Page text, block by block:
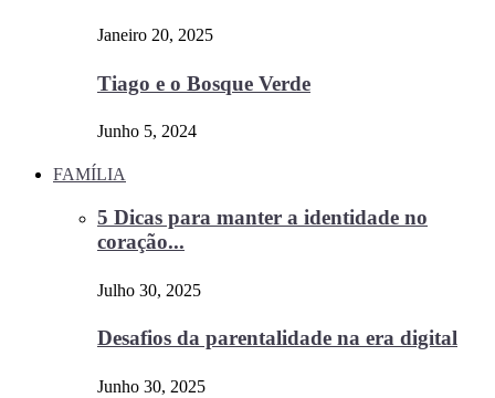
Janeiro 20, 2025
Tiago e o Bosque Verde
Junho 5, 2024
FAMÍLIA
5 Dicas para manter a identidade no
coração...
Julho 30, 2025
Desafios da parentalidade na era digital
Junho 30, 2025